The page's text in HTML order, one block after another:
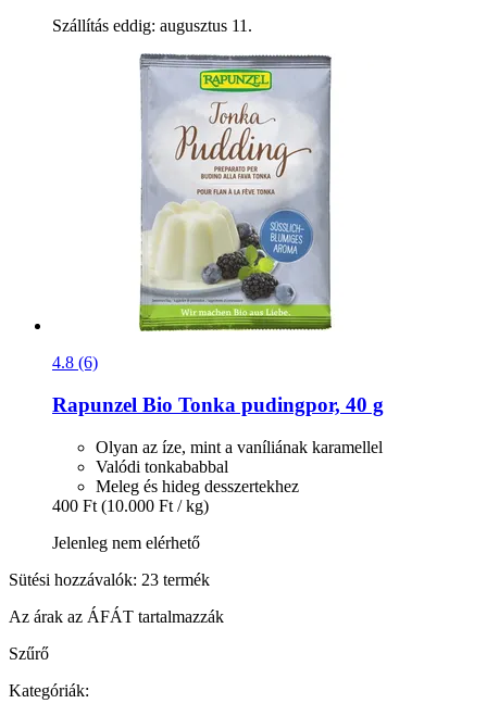
Szállítás eddig: augusztus 11.
4.8 (6)
Rapunzel Bio Tonka pudingpor, 40 g
Olyan az íze, mint a vaníliának karamellel
Valódi tonkababbal
Meleg és hideg desszertekhez
400 Ft (10.000 Ft / kg)
Jelenleg nem elérhető
Sütési hozzávalók: 23 termék
Az árak az ÁFÁT tartalmazzák
Szűrő
Kategóriák: